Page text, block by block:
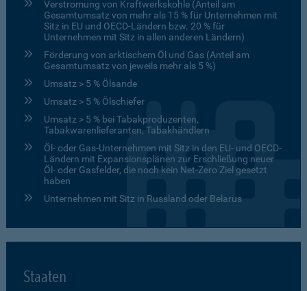
Verstromung von Kraftwerkskohle (Anteil am
Gesamtumsatz von mehr als 15 % für Unternehmen mit
Sitz in EU und OECD-Ländern bzw. 20 % für
Unternehmen mit Sitz in allen anderen Ländern)
Förderung von arktischem Öl und Gas (Anteil am
Gesamtumsatz von jeweils mehr als 5 %)
Umsatz > 5 % Ölsande
Umsatz > 5 % Ölschiefer
Umsatz > 5 % bei Tabakproduzenten,
Tabakwarenlieferanten, Tabakhändlern
Öl- oder Gas-Unternehmen mit Sitz in den EU- und OECD-
Ländern mit Expansionsplänen zur Erschließung neuer
Öl- oder Gasfelder, die noch kein Net-Zero Ziel gesetzt
haben
Unternehmen mit Sitz in Russland oder Belarus
Staaten